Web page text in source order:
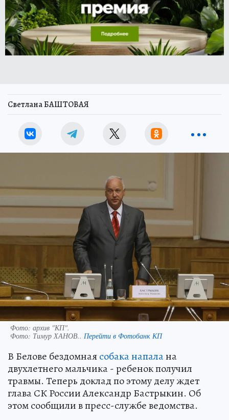
Светлана БАШТОВАЯ
Фото: архив "КП".
Фото: Тимур ХАНОВ.. Перейти в Фотобанк КП
В Белове бездомнаясобака напалана
двухлетнего мальчика - ребенок получил
травмы. Теперь доклад по этому делу ждет
глава СК России Александр Бастрыкин. Об
этом сообщили в пресс-службе ведомства.